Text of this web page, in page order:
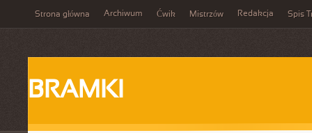
Strona główna Archiwum Ćwik Mistrzów Redakcja Spis
BRAMKI